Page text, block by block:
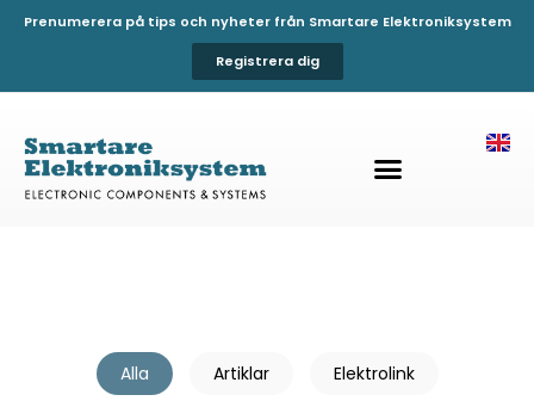
Prenumerera på tips och nyheter från Smartare Elektroniksystem
Registrera dig
Alla Artiklar Elektrolink